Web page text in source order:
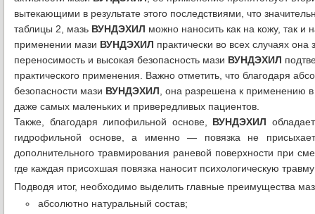
вытекающими в результате этого последствиями, что
таблицы 2, мазь ВУНДЭХИЛ можно наносить как на кожу, так
применении мази ВУНДЭХИЛ практически во всех случаях
переносимость и высокая безопасность мази ВУНДЭХИЛ
практического применения. Важно отметить, что благодаря
безопасности мази ВУНДЭХИЛ , она разрешена к применению
даже самых маленьких и привередливых пациентов.
Также, благодаря липофильной основе, ВУНДЭХИЛ
гидрофильной основе, а именно — повязка не
дополнительного травмирования раневой поверхности при
где каждая присохшая повязка наносит психологическую
Подводя итог, необходимо выделить главные преимущества
абсолютно натуральный состав;